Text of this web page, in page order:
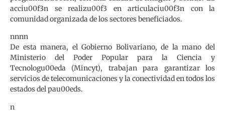
acciu00f3n se realizu00f3 en articulaciu00f3n con la
comunidad organizada de los sectores beneficiados.
nnnn
De esta manera, el Gobierno Bolivariano, de la mano del
Ministerio del Poder Popular para la Ciencia y
Tecnologu00eda (Mincyt), trabajan para garantizar los
servicios de telecomunicaciones y la conectividad en todos los
estados del pau00eds.
n